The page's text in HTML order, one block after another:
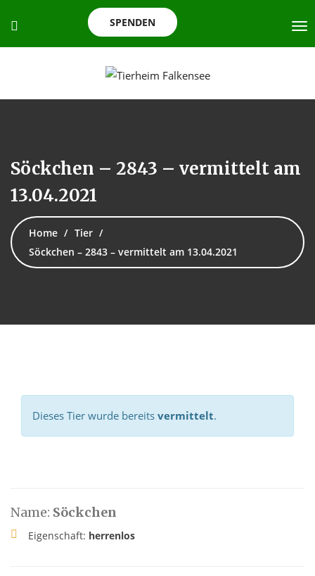
SPENDEN
Söckchen – 2843 – vermittelt am
13.04.2021
Home
Tier
Söckchen – 2843 – vermittelt am 13.04.2021
Dieses Tier wurde bereits vermittelt.
Name: Söckchen
Eigenschaft: herrenlos